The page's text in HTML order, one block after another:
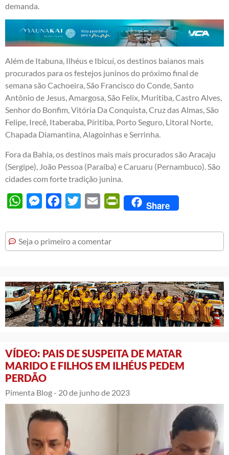
demanda.
Além de Itabuna, Ilhéus e Ibicuí, os destinos baianos mais
procurados para os festejos juninos do próximo final de
semana são Cachoeira, São Francisco do Conde, Santo
Antônio de Jesus, Amargosa, São Felix, Muritiba, Castro Alves,
Senhor do Bonfim, Vitória Da Conquista, Cruz das Almas, São
Felipe, Irecê, Itaberaba, Piritiba, Porto Seguro, Litoral Norte,
Chapada Diamantina, Alagoinhas e Serrinha.
Fora da Bahia, os destinos mais mais procurados são Aracaju
(Sergipe), João Pessoa (Paraíba) e Caruaru (Pernambuco). São
cidades com forte tradição junina.
WhatsAppMessengerFacebook
Twitter Email PrintFriendly
Share
Seja o primeiro a comentar
VÍDEO: PAIS DE SUSPEITA DE MATAR
MARIDO E FILHOS EM ILHÉUS PEDEM
PERDÃO
Pimenta Blog - 20 de junho de 2023